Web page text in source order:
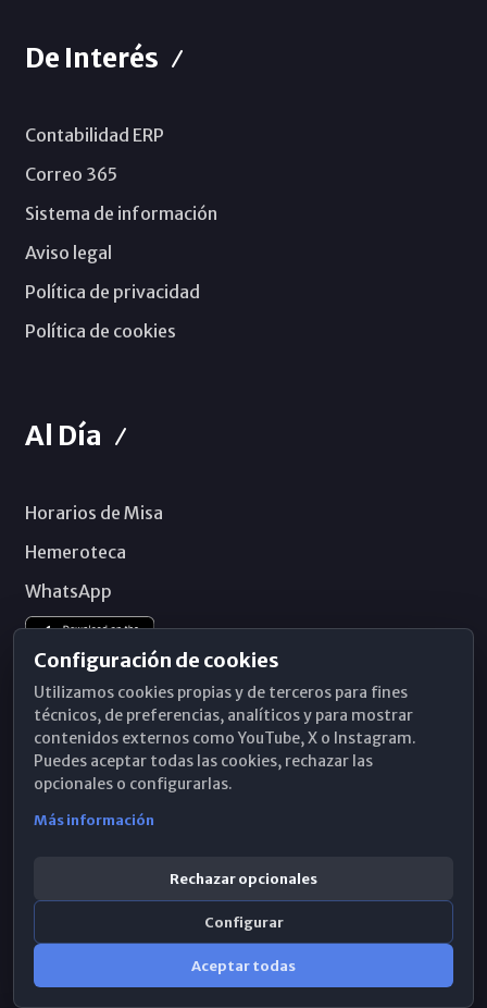
De Interés
Contabilidad ERP
Correo 365
Sistema de información
Aviso legal
Política de privacidad
Política de cookies
Al Día
Horarios de Misa
Hemeroteca
WhatsApp
Configuración de cookies
Utilizamos cookies propias y de terceros para fines
técnicos, de preferencias, analíticos y para mostrar
contenidos externos como YouTube, X o Instagram.
Puedes aceptar todas las cookies, rechazar las
opcionales o configurarlas.
Más información
Rechazar opcionales
Configurar
Aceptar todas